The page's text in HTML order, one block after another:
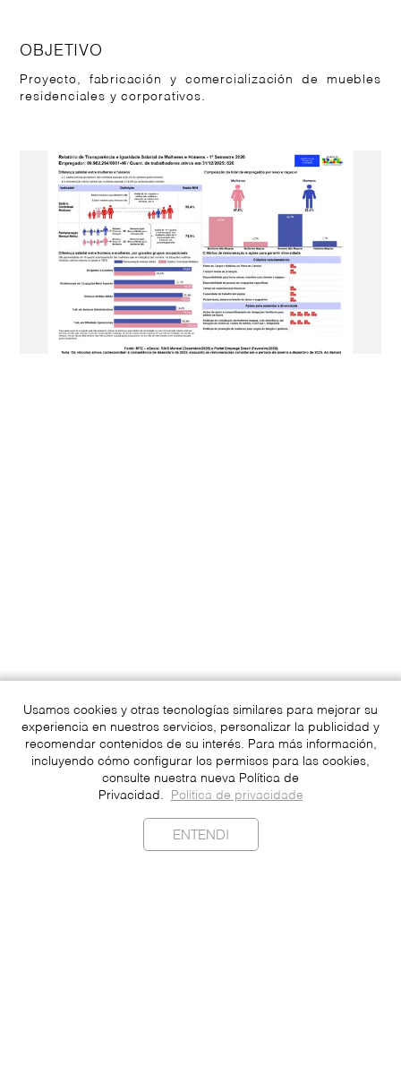
OBJETIVO
Proyecto, fabricación y comercialización de muebles
residenciales y corporativos.
Usamos cookies y otras tecnologías similares para mejorar su
experiencia en nuestros servicios, personalizar la publicidad y
recomendar contenidos de su interés. Para más información,
incluyendo cómo configurar los permisos para las cookies,
consulte nuestra nueva Política de
Privacidad.
Política de privacidade
ENTENDI